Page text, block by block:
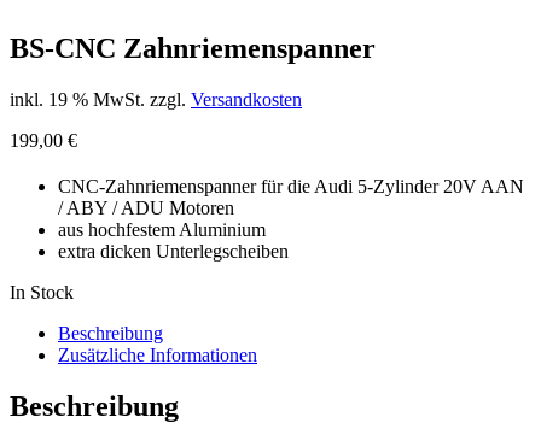
BS-CNC Zahnriemenspanner
inkl. 19 % MwSt. zzgl. Versandkosten
199,00 €
CNC-Zahnriemenspanner für die Audi 5-Zylinder 20V AAN
/ ABY / ADU Motoren
aus hochfestem Aluminium
extra dicken Unterlegscheiben
In Stock
Beschreibung
Zusätzliche Informationen
Beschreibung